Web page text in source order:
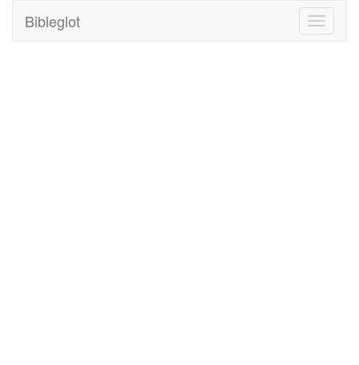
Toggle
Bibleglot